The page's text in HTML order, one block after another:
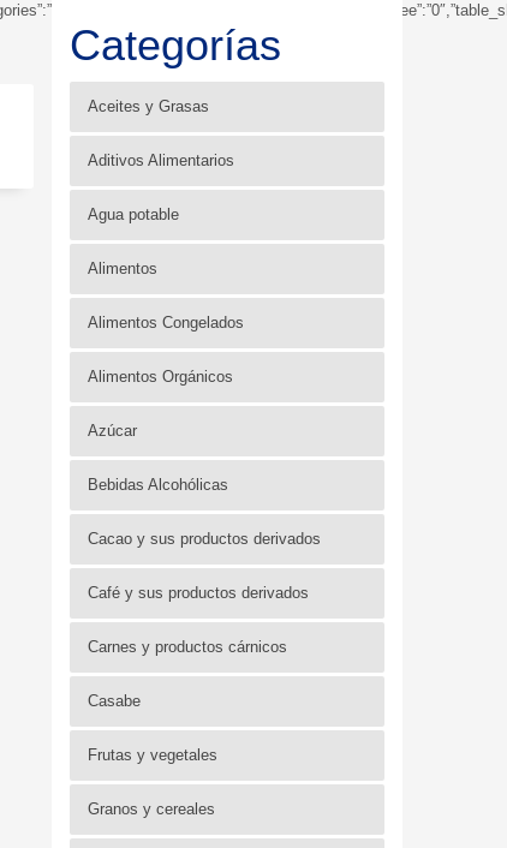
Categorías
Aceites y Grasas
Aditivos Alimentarios
Agua potable
Alimentos
Alimentos Congelados
Alimentos Orgánicos
Azúcar
Bebidas Alcohólicas
Cacao y sus productos derivados
Café y sus productos derivados
Carnes y productos cárnicos
Casabe
Frutas y vegetales
Granos y cereales